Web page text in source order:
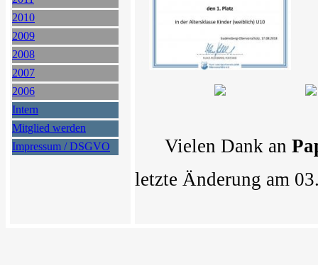
2010
2009
2008
2007
2006
Intern
Mitglied werden
Impressum / DSGVO
Vielen Dank an
letzte Änderung am